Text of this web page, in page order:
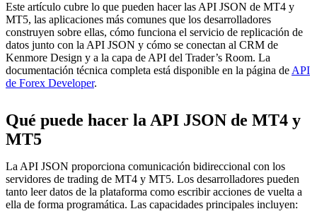
Este artículo cubre lo que pueden hacer las API JSON de MT4 y
MT5, las aplicaciones más comunes que los desarrolladores
construyen sobre ellas, cómo funciona el servicio de replicación de
datos junto con la API JSON y cómo se conectan al CRM de
Kenmore Design y a la capa de API del Trader’s Room. La
documentación técnica completa está disponible en la página de API
de Forex Developer.
Qué puede hacer la API JSON de MT4 y
MT5
La API JSON proporciona comunicación bidireccional con los
servidores de trading de MT4 y MT5. Los desarrolladores pueden
tanto leer datos de la plataforma como escribir acciones de vuelta a
ella de forma programática. Las capacidades principales incluyen: